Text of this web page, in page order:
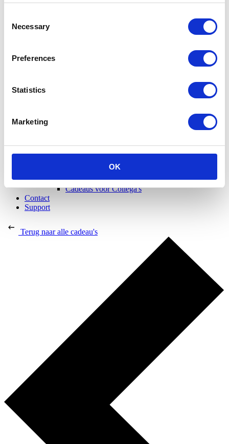
Selection
Necessary
Preferences
Statistics
Marketing
OK
Cadeaus voor Haar
Cadeaus voor de Host
Cadeaus voor stellen
Cadeaus voor Collega's
Contact
Support
Terug naar alle cadeau's